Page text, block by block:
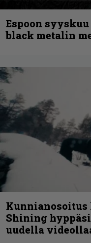
Espoon
black metalin
Shining
uudella